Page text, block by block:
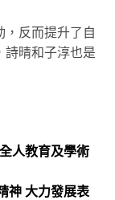
，反而提升了自
詩晴和子淳也是
人教育及學術
神 大力發展表